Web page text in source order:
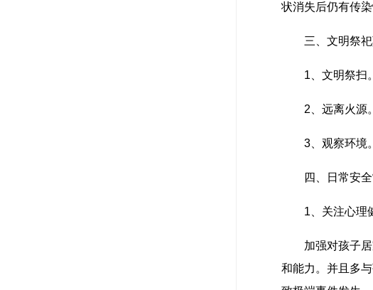
状消失后仍有传
三、文明祭
1、文明祭扫
2、远离火源
3、观察环境
四、日常安
1、关注心理
加强对孩子
和能力。并且多